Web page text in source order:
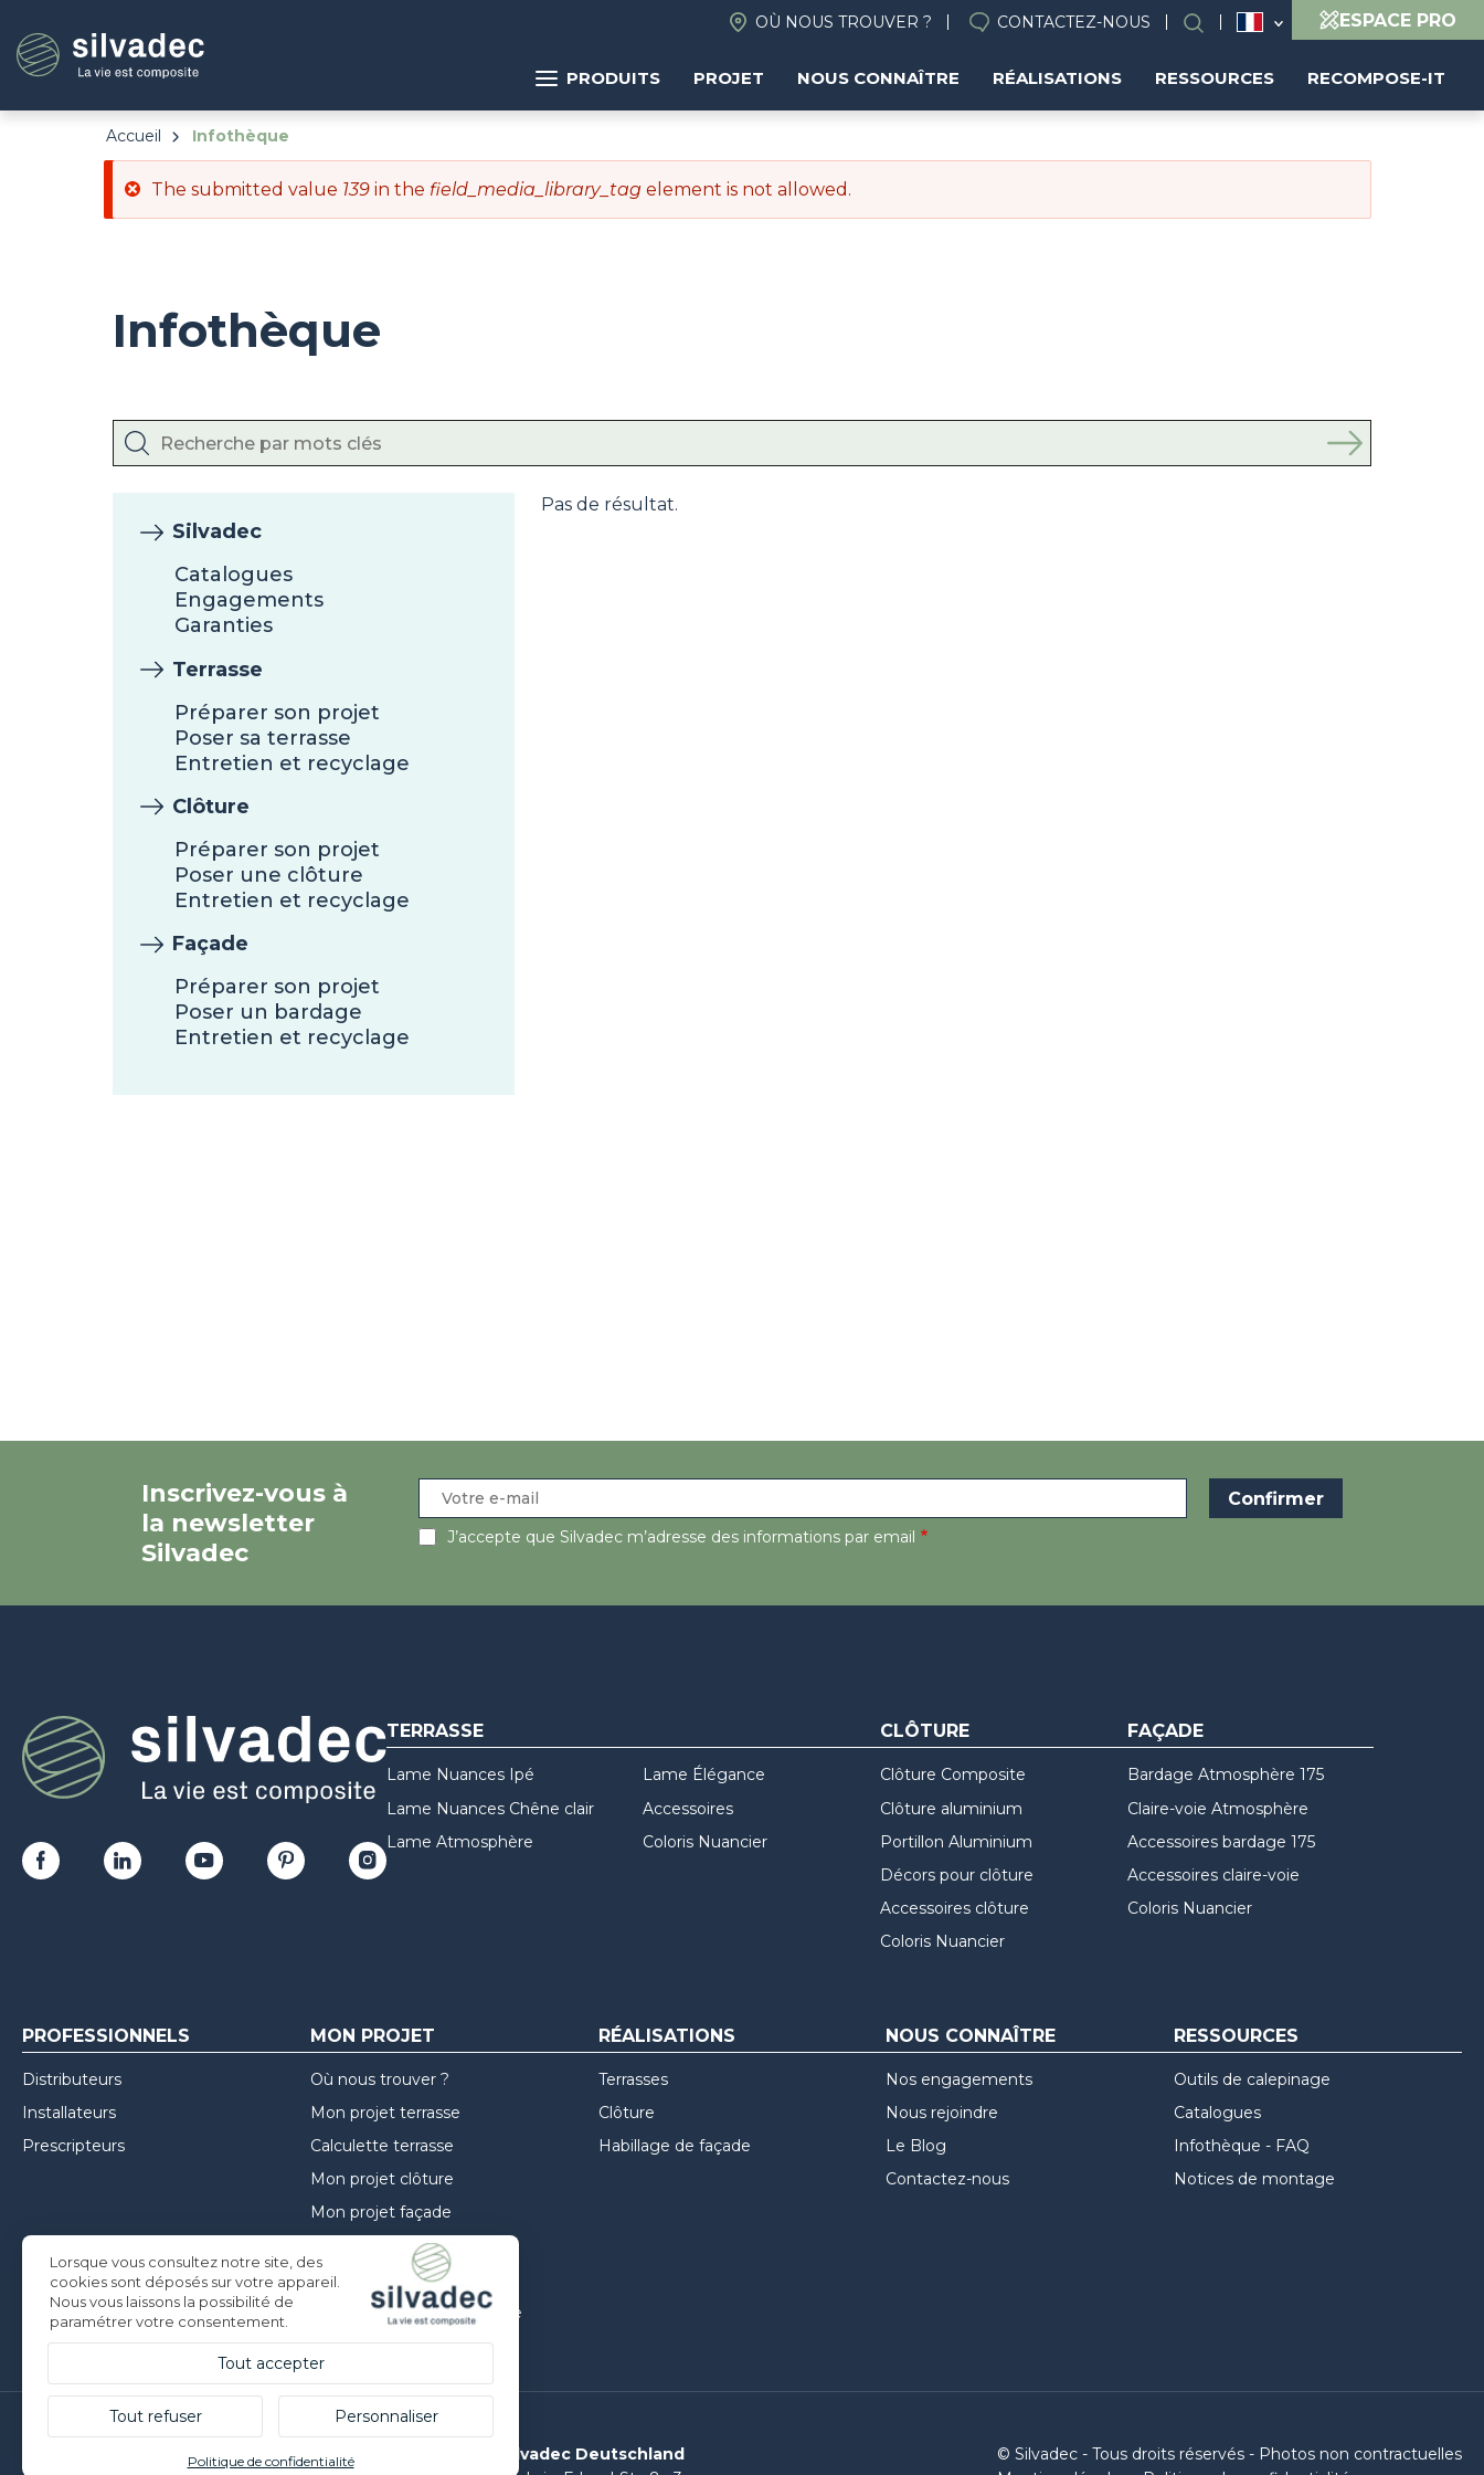
au
contenu
principal
OÙ NOUS TROUVER ? CONTACTEZ-NOUS Rechercher ESPACE PRO
PRODUITS PROJET NOUS CONNAÎTRE RÉALISATIONS RESSOURCES RECOMPOSE-IT
Accueil Infothèque
Message
d'erreur
The submitted value 139 in the field_media_library_tag element is not allowed.
Infothèque
Silvadec
Catalogues
Engagements
Garanties
Terrasse
Préparer son projet
Poser sa terrasse
Entretien et recyclage
Clôture
Préparer son projet
Poser une clôture
Entretien et recyclage
Façade
Préparer son projet
Poser un bardage
Entretien et recyclage
Pas de résultat.
Inscrivez-vous à
la newsletter
Silvadec
J’accepte que Silvadec m’adresse des informations par email
TERRASSE
Lame Nuances Ipé
Lame Nuances Chêne clair
Lame Atmosphère
Lame Élégance
Accessoires
Coloris Nuancier
CLÔTURE
Clôture Composite
Clôture aluminium
Portillon Aluminium
Décors pour clôture
Accessoires clôture
Coloris Nuancier
FAÇADE
Bardage Atmosphère 175
Claire-voie Atmosphère
Accessoires bardage 175
Accessoires claire-voie
Coloris Nuancier
PROFESSIONNELS
Distributeurs
Installateurs
Prescripteurs
MON PROJET
Où nous trouver ?
Mon projet terrasse
Calculette terrasse
Mon projet clôture
Mon projet façade
Guide de choix
Inspirations
Conseils de mise en oeuvre
RÉALISATIONS
Terrasses
Clôture
Habillage de façade
NOUS CONNAÎTRE
Nos engagements
Nous rejoindre
Le Blog
Contactez-nous
RESSOURCES
Outils de calepinage
Catalogues
Infothèque - FAQ
Notices de montage
Silvadec Deutschland
© Silvadec - Tous droits réservés - Photos non contractuelles
Lorsque vous consultez notre site, des
cookies sont déposés sur votre appareil.
Nous vous laissons la possibilité de
paramétrer votre consentement.
Tout accepter
Tout refuser Personnaliser
Politique de confidentialité